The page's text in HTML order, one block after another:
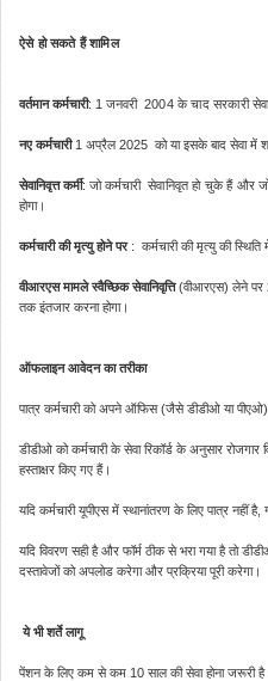
ऐसे हो सकते हैं शामिल
वर्तमान कर्मचारी: 1 जनवरी 2004 के चाद सरकारी
नए कर्मचारी1 अप्रैल 2025 को या इसके बाद सेवा में
सेवानिवृत्त कर्मी: जो कर्मचारी सेवानिवृत हो चुके हैं और
होगा।
कर्मचारी की मृत्यु होने पर: कर्मचारी की मृत्यु की स्थिति
वीआरएस मामले स्वैच्छिक सेवानिवृत्ति(वीआरएस) लेने पर
तक इंतजार करना होगा।
ऑफलाइन आवेदन का तरीका
पात्र कर्मचारी को अपने ऑफिस (जैसे डीडीओ या पीएओ)
डीडीओ को कर्मचारी के सेवा रिकॉर्ड के अनुसार रोजगार
हस्ताक्षर किए गए हैं।
यदि कर्मचारी यूपीएस में स्थानांतरण के लिए पात्र नहीं
यदि विवरण सही है और फॉर्म ठीक से भरा गया है तो
दस्तावेजों को अपलोड करेगा और प्रक्रिया पूरी करेगा।
ये भी शर्ते लागू
पेंशन के लिए कम से कम 10 साल की सेवा होना जरूरी